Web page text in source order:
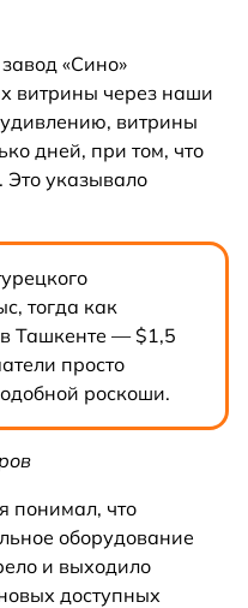
«Сино»
витрины через наши
витрины
дней, при том, что
Это указывало
тогда как
Ташкенте — $1,5
просто
роскоши.
понимал, что
оборудование
и выходило
доступных